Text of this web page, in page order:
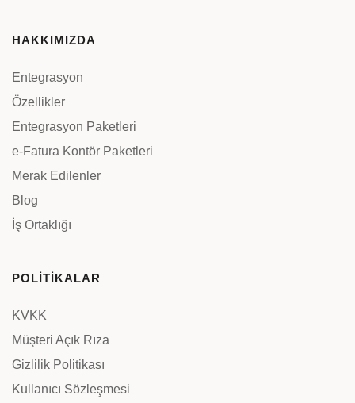
HAKKIMIZDA
Entegrasyon
Özellikler
Entegrasyon Paketleri
e-Fatura Kontör Paketleri
Merak Edilenler
Blog
İş Ortaklığı
POLİTİKALAR
KVKK
Müşteri Açık Rıza
Gizlilik Politikası
Kullanıcı Sözleşmesi